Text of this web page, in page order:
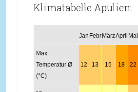
Klimatabelle Apulien:
Jan FebrMärzApril Mai
Max.
Temperatur Ø
(°C)
12 13 15 18 22